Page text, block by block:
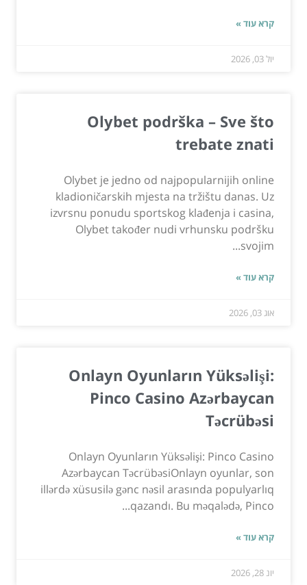
קרא עוד »
יול 03, 2026
Olybet podrška – Sve što
trebate znati
Olybet je jedno od najpopularnijih online
kladioničarskih mjesta na tržištu danas. Uz
izvrsnu ponudu sportskog klađenja i casina,
Olybet također nudi vrhunsku podršku
svojim...
קרא עוד »
אוג 03, 2026
Onlayn Oyunların Yüksəlişi:
Pinco Casino Azərbaycan
Təcrübəsi
Onlayn Oyunların Yüksəlişi: Pinco Casino
Azərbaycan TəcrübəsiOnlayn oyunlar, son
illərdə xüsusilə gənc nəsil arasında populyarlıq
qazandı. Bu məqalədə, Pinco...
קרא עוד »
יונ 28, 2026